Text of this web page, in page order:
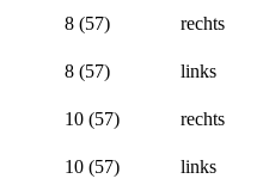
8 (57) rechts
8 (57) links
10 (57) rechts
10 (57) links